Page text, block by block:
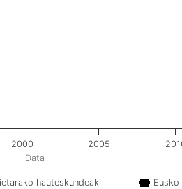
Data
hauteskundeak
2000 2005